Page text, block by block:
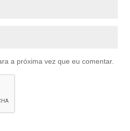
a próxima vez que eu comentar.